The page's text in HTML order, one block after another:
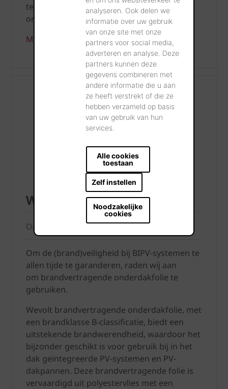
analyseren. Ook delen we
informatie over uw gebruik
van onze site met onze
partners voor social media,
adverteren en analyse. Deze
partners kunnen deze
gegevens combineren met
andere informatie die u aan
ze heeft verstrekt of die ze
hebben verzameld op basis
van uw gebruik van hun
services.
Alle cookies
toestaan
Zelf instellen
Noodzakelijke
cookies
temperatuurbestendig en moeilijk
ontvlambaar.
Meer info
Wevolt Energy Roof
Onderdakfolie voor Wevolt zonnepanelen
Om de (brand)veiligheid bij BIPV-systemen te
allen tijde te garanderen, raden wij aan
om brandvertragende onderdakfolie te
gebruiken.
Wevolt brandvertragende onderdakfolie, met
een brandklasse B-classificatie, biedt een
uitstekende brandwerendheid, waardoor het
bijzonder geschikt is voor gebruik bij in het
dak geïntegreerde PV-systemen en PV-
dakpannen. Deze brandvertragende folie is
vervaardigd uit polyestervlies met een